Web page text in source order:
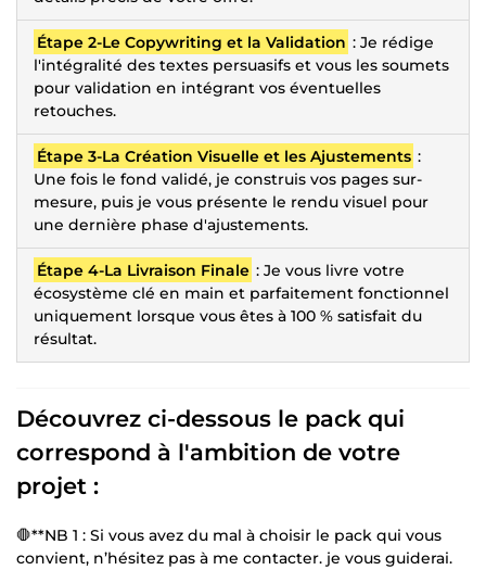
Étape 2-Le Copywriting et la Validation : Je rédige
l'intégralité des textes persuasifs et vous les soumets
pour validation en intégrant vos éventuelles
retouches.
Étape 3-La Création Visuelle et les Ajustements :
Une fois le fond validé, je construis vos pages sur-
mesure, puis je vous présente le rendu visuel pour
une dernière phase d'ajustements.
Étape 4-La Livraison Finale : Je vous livre votre
écosystème clé en main et parfaitement fonctionnel
uniquement lorsque vous êtes à 100 % satisfait du
résultat.
Découvrez ci-dessous le pack qui
correspond à l'ambition de votre
projet :
🛑**NB 1 : Si vous avez du mal à choisir le pack qui vous
convient, n’hésitez pas à me contacter. je vous guiderai.